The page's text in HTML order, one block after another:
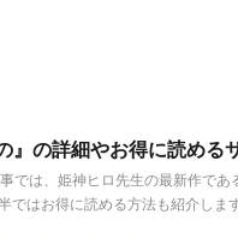
』の詳細やお得に読める
では、姫神ヒロ先生の最新作で
ではお得に読める方法も紹介しま